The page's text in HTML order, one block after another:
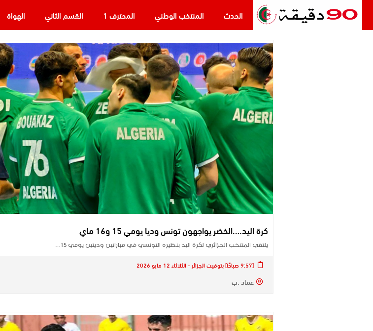
الحدث المنتخب الوطني المحترف 1 القسم الثاني الهواة
كرة اليد….الخضر يواجهون تونس وديا يومي 15 و16 ماي
يلتقي المنتخب الجزائري لكرة اليد بنظيره التونسي في مباراتين وديتين يومي 15…
[9:57 صباحًا] بتوقيت الجزائر - الثلاثاء 12 مايو 2026
عماد .ب